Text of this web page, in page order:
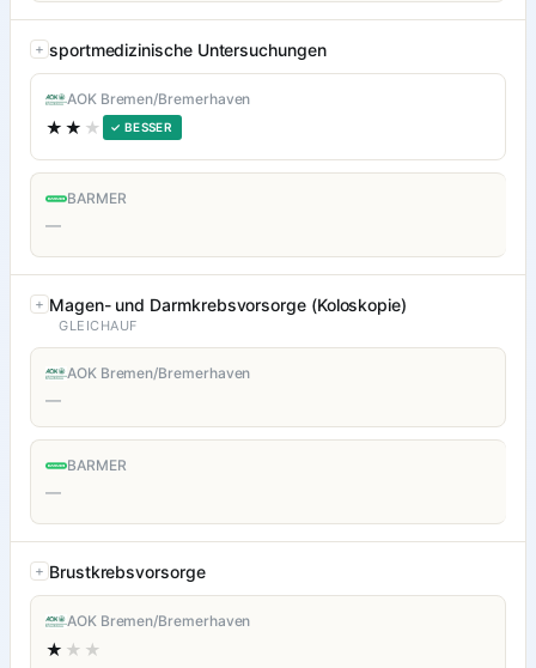
sportmedizinische Untersuchungen
AOK Bremen/Bremerhaven
★★ ★ ✓ BESSER
BARMER
—
Magen- und Darmkrebsvorsorge (Koloskopie)
GLEICHAUF
AOK Bremen/Bremerhaven
—
BARMER
—
Brustkrebsvorsorge
AOK Bremen/Bremerhaven
★ ★★